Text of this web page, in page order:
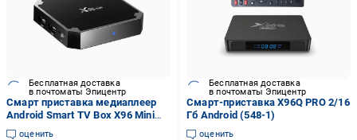
Бесплатная доставка
в почтоматы Эпицентр
Смарт приставка медиаплеер
Android Smart TV Box X96 Mini
2/16 GB
оценить
Бесплатная доставка
в почтоматы Эпицентр
Смарт-приставка X96Q PRO 2/16
Гб Android (548-1)
оценить